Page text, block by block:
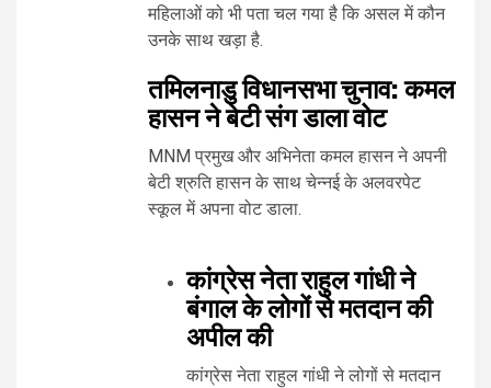
महिलाओं को भी पता चल गया है कि असल में कौन
उनके साथ खड़ा है.
तमिलनाडु विधानसभा चुनाव: कमल
हासन ने बेटी संग डाला वोट
MNM प्रमुख और अभिनेता कमल हासन ने अपनी
बेटी श्रुति हासन के साथ चेन्नई के अलवरपेट
स्कूल में अपना वोट डाला.
कांग्रेस नेता राहुल गांधी ने
बंगाल के लोगों से मतदान की
अपील की
कांग्रेस नेता राहुल गांधी ने लोगों से मतदान